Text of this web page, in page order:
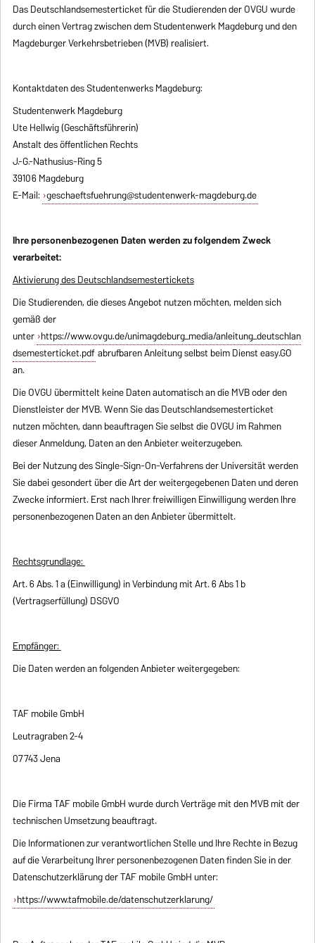
Das Deutschlandsemesterticket für die Studierenden der OVGU wurde
durch einen Vertrag zwischen dem Studentenwerk Magdeburg und den
Magdeburger Verkehrsbetrieben (MVB) realisiert.
Kontaktdaten des Studentenwerks Magdeburg:
Studentenwerk Magdeburg
Ute Hellwig (Geschäftsführerin)
Anstalt des öffentlichen Rechts
J.-G.-Nathusius-Ring 5
39106 Magdeburg
E-Mail: geschaeftsfuehrung@studentenwerk-magdeburg.de
Ihre personenbezogenen Daten werden zu folgendem Zweck
verarbeitet:
Aktivierung des Deutschlandsemestertickets
Die Studierenden, die dieses Angebot nutzen möchten, melden sich
gemäß der
unter https://www.ovgu.de/unimagdeburg_media/anleitung_deutschlan
dsemesterticket.pdf abrufbaren Anleitung selbst beim Dienst easy.GO
an.
Die OVGU übermittelt keine Daten automatisch an die MVB oder den
Dienstleister der MVB. Wenn Sie das Deutschlandsemesterticket
nutzen möchten, dann beauftragen Sie selbst die OVGU im Rahmen
dieser Anmeldung, Daten an den Anbieter weiterzugeben.
Bei der Nutzung des Single-Sign-On-Verfahrens der Universität werden
Sie dabei gesondert über die Art der weitergegebenen Daten und deren
Zwecke informiert. Erst nach Ihrer freiwilligen Einwilligung werden Ihre
personenbezogenen Daten an den Anbieter übermittelt.
Rechtsgrundlage:
Art. 6 Abs. 1 a (Einwilligung) in Verbindung mit Art. 6 Abs 1 b
(Vertragserfüllung) DSGVO
Empfänger:
Die Daten werden an folgenden Anbieter weitergegeben:
TAF mobile GmbH
Leutragraben 2-4
07743 Jena
Die Firma TAF mobile GmbH wurde durch Verträge mit den MVB mit der
technischen Umsetzung beauftragt.
Die Informationen zur verantwortlichen Stelle und Ihre Rechte in Bezug
auf die Verarbeitung Ihrer personenbezogenen Daten finden Sie in der
Datenschutzerklärung der TAF mobile GmbH unter:
https://www.tafmobile.de/datenschutzerklarung/